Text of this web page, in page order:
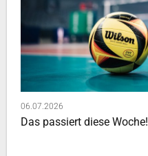
06.07.2026
Das passiert diese Woche!